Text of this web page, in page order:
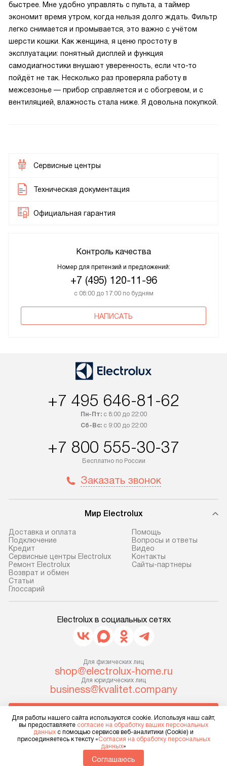
быстрее. Мне удобно управлять с пульта, а таймер
экономит время утром, когда нельзя долго ждать. Фильтр
легко снимается и промывается, это важно с учётом
шерсти кошки. Как женщина, я ценю простоту в
эксплуатации: понятный дисплей и функция
самодиагностики внушают уверенность, если что-то
пойдёт не так. Несколько раз проверяла работу в
межсезонье — прибор справляется и с обогревом, и с
вентиляцией, влажность стала ниже. Я довольна покупкой.
Сервисные центры
Техническая документация
Официальная гарантия
Контроль качества
Номер для претензий и предложений:
+7 (495) 120-11-96
с 08:00 до 17:00 по будням
НАПИСАТЬ
+7 495 646-81-62
Пн-Пт:с 8:00 до 22:00
Сб-Вс:с 9:00 до 22:00
+7 800 555-30-37
Бесплатно по России
Заказать звонок
Мир Electrolux
Доставка и оплата
Подключение
Кредит
Сервисные центры Electrolux
Ремонт Electrolux
Возврат и обмен
Cтатьи
Глоссарий
Помощь
Вопросы и ответы
Видео
Контакты
Сайты-партнеры
Electrolux в социальных сетях
Для физических лиц
shop@electrolux-home.ru
Для юридических лиц
business@kvalitet.company
Политика конфиденциальности
Условия продажи
Карта сайта
Для работы нашего сайта используются cookie. Используя наш сайт,
вы предоставляете согласие на обработку ваших персональных
данных с помощью сервисов веб-аналитики (Cookie) и
присоединяетесь к тексту «Согласия на обработку персональных
данных»
Соглашаюсь